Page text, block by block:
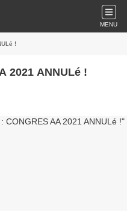
MENU
!
2021 ANNULé !